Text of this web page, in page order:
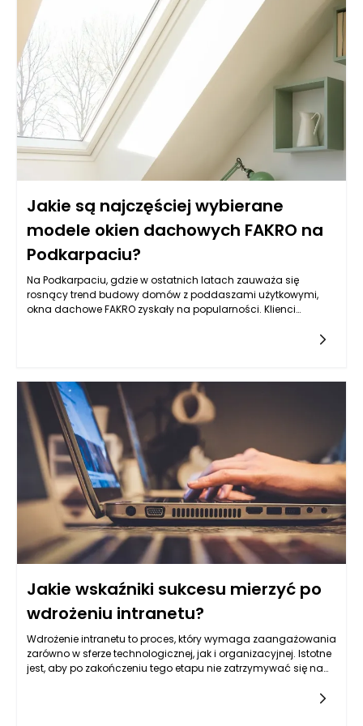
Jakie są najczęściej wybierane
modele okien dachowych FAKRO na
Podkarpaciu?
Na Podkarpaciu, gdzie w ostatnich latach zauważa się
rosnący trend budowy domów z poddaszami użytkowymi,
okna dachowe FAKRO zyskały na popularności. Klienci
estetykę oraz jakość wykonania. FAKRO, jako znany producent
warunków panujących w tym regionie. Wybór odpowiednich
okien dachowych jest kluczowy, gdyż wpłyną one nie tylko na
komfort mieszkania, ale także na efektywność energetyczną
budynku oraz estetykę całej konstrukcji.
Jakie wskaźniki sukcesu mierzyć po
wdrożeniu intranetu?
Wdrożenie intranetu to proces, który wymaga zaangażowania
zarówno w sferze technologicznej, jak i organizacyjnej. Istotne
jest, aby po zakończeniu tego etapu nie zatrzymywać się na